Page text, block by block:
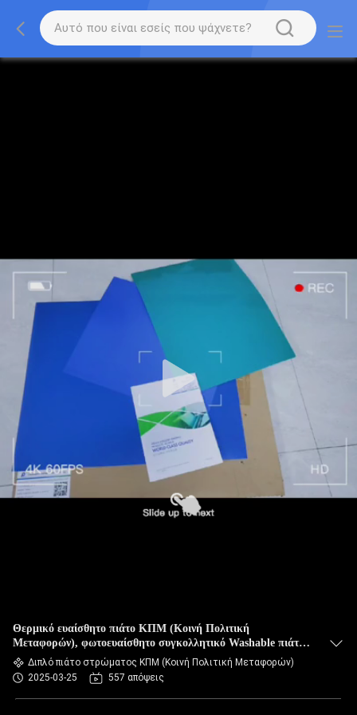
Θερμικό ευαίσθητο πιάτο ΚΠΜ (Κοινή Πολιτική
Μεταφορών), φωτοευαίσθητο συγκολλητικό Washable πιάτο
όφσετ ΚΠΜ (Κοινή Πολιτική Μεταφορών)
Διπλό πιάτο στρώματος ΚΠΜ (Κοινή Πολιτική Μεταφορών)
2025-03-25
557 απόψεις